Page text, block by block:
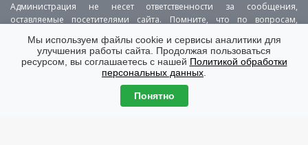
Администрация не несет ответственности за сообщения,
оставляемые посетителями сайта. Помните, что по вопросам,
РЕКЛАМА О ПРОЕКТЕ
КОНТАКТЫ
ПОЛИТИКА КОНФИДЕНЦИАЛЬНОСТИ
ВЕРСИЯ ДЛЯ КОМПЬЮТЕРА
Мы используем файлы cookie и сервисы аналитики для
улучшения работы сайта. Продолжая пользоваться
ресурсом, вы соглашаетесь с нашей Политикой обработки
персональных данных
Понятно